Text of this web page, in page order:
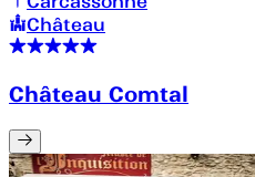
Château
Château Comtal